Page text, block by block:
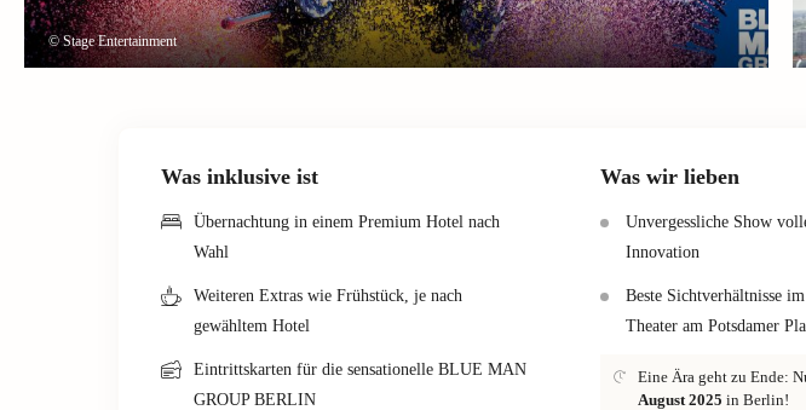
© Stage Entertainment
Was inklusive ist
Übernachtung in einem Premium Hotel nach
Wahl
Weiteren Extras wie Frühstück, je nach
gewähltem Hotel
Eintrittskarten für die sensationelle BLUE MAN
GROUP BERLIN
Was wir lieben
Unvergessliche Show
Innovation
Beste Sichtverhältnisse
Theater am Potsdamer
Eine Ära geht zu Ende:
August 2025 in Berlin!